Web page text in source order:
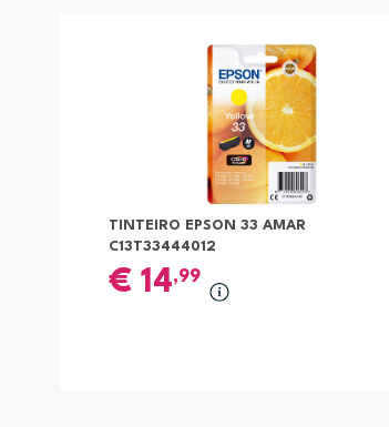
TINTEIRO EPSON 33 AMAR
C13T33444012
€ 14,99